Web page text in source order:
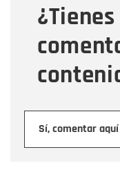
Sí, comentar
Mensaje